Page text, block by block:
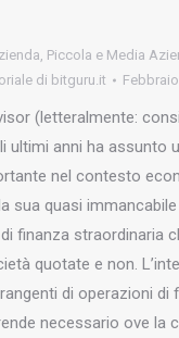
, Piccola e Media
di bitguru.it
(letteralmente:
ultimi anni ha assunto
nel contesto
sua quasi
finanza straordinaria
quotate e non.
di operazioni di
necessario ove la